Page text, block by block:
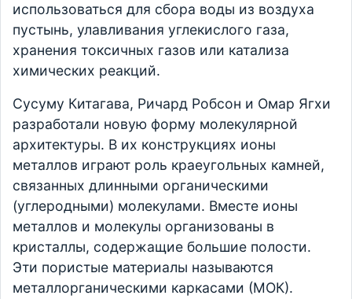
использоваться для сбора воды из воздуха
пустынь, улавливания углекислого газа,
хранения токсичных газов или катализа
химических реакций.
Сусуму Китагава, Ричард Робсон и Омар Ягхи
разработали новую форму молекулярной
архитектуры. В их конструкциях ионы
металлов играют роль краеугольных камней,
связанных длинными органическими
(углеродными) молекулами. Вместе ионы
металлов и молекулы организованы в
кристаллы, содержащие большие полости.
Эти пористые материалы называются
металлорганическими каркасами (МОК).